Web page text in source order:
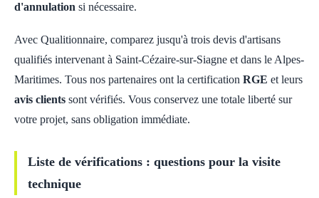
d'annulation si nécessaire.
Avec Qualitionnaire, comparez jusqu'à trois devis d'artisans
qualifiés intervenant à Saint-Cézaire-sur-Siagne et dans le Alpes-
Maritimes. Tous nos partenaires ont la certification RGE et leurs
avis clients sont vérifiés. Vous conservez une totale liberté sur
votre projet, sans obligation immédiate.
Liste de vérifications : questions pour la visite
technique